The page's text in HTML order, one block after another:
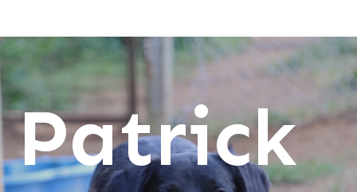
Patrick